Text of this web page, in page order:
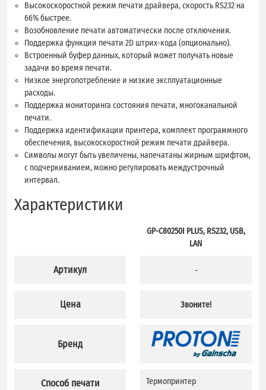
Высокоскоростной режим печати драйвера, скорость RS232 на
66% быстрее.
Возобновление печати автоматически после отключения.
Поддержка функции печати 2D штрих-кода (опционально).
Встроенный буфер данных, который может получать новые
задачи во время печати.
Низкое энергопотребление и низкие эксплуатационные
расходы.
Поддержка мониторинга состояния печати, многоканальной
печати.
Поддержка идентификации принтера, комплект программного
обеспечения, высокоскоростной режим печати драйвера.
Символы могут быть увеличены, напечатаны жирным шрифтом,
с подчеркиванием, можно регулировать междустрочный
интервал.
Характеристики
Артикул
Цена
Бренд
Способ печати
GP-C80250I PLUS, RS232, USB,
LAN
-
Звоните!
Термопринтер